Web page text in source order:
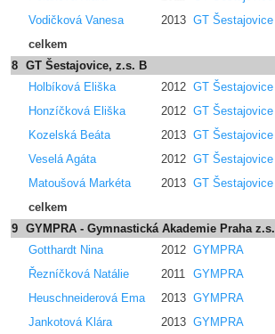
Vodičková Vanesa
2013 GT Šestajovice
celkem
8 GT Šestajovice, z.s. B
Holbíková Eliška
2012 GT Šestajovice
Honzíčková Eliška
2012 GT Šestajovice
Kozelská Beáta
2013 GT Šestajovice
Veselá Agáta
2012 GT Šestajovice
Matoušová Markéta
2013 GT Šestajovice
celkem
9 GYMPRA - Gymnastická Akademie Praha z.s.
Gotthardt Nina
2012 GYMPRA
Řezníčková Natálie
2011 GYMPRA
Heuschneiderová Ema
2013 GYMPRA
Jankotová Klára
2013 GYMPRA